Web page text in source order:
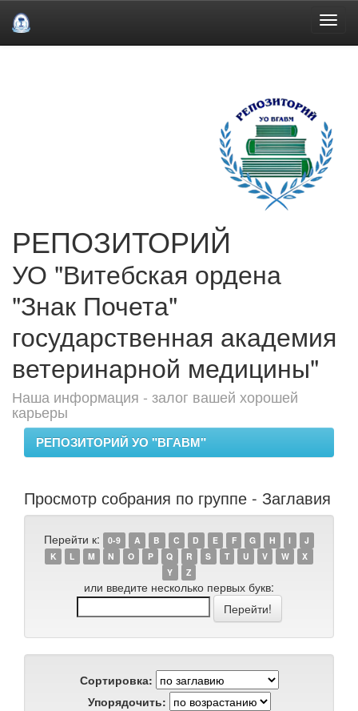
РЕПОЗИТОРИЙ
УО "Витебская ордена
"Знак Почета"
государственная академия
ветеринарной медицины"
Наша информация - залог вашей хорошей
карьеры
РЕПОЗИТОРИЙ УО "ВГАВМ"
Просмотр собрания по группе - Заглавия
Перейти к: 0-9 A B C D E F G H I
J
K
L M N O P Q R S T U V W
X
Y
Z
или введите несколько первых букв:
Сортировка:
Упорядочить: